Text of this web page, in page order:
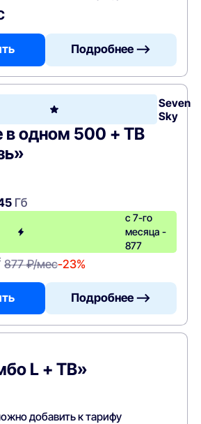
Подробнее —>
Seven
Sky
в одном 500 + ТВ
Гб
с 7-го
месяца -
877
877 ₽/мес-23%
Подробнее —>
L + ТВ»
добавить к тарифу